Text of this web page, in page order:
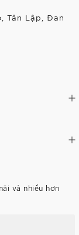
Tân Lập, Đan
và nhiều hơn